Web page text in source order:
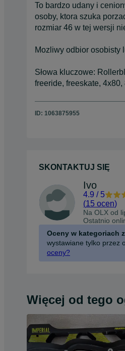
To bardzo udany i
osoby, ktora szuka
rozmiar 46 w tej wersji
Mozliwy odbior osobisty
Słowa kluczowe:
freeride, freeskate,
ID: 1063875955
SKONTAKTUJ SIĘ
Ivo
4.9 / 5
(15 ocen)
Na OLX od
Ostatnio
Oceny w kategoriach
wystawiane tylko przez
oceny?
Więcej od tego